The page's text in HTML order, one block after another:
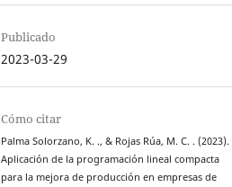
Publicado
2023-03-29
Cómo citar
Palma Solorzano, K. ., & Rojas Rúa, M. C. . (2023).
Aplicación de la programación lineal compacta
para la mejora de producción en empresas de